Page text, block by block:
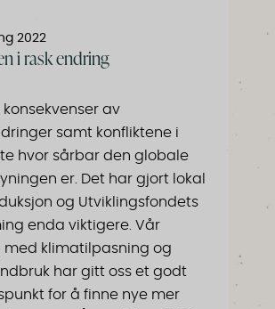
2022
i rask endring
av
samt konfliktene i
hvor sårbar den globale
er. Det har gjort lokal
og Utviklingsfondets
enda viktigere. Vår
med klimatilpasning og
har gitt oss et godt
for å finne nye mer